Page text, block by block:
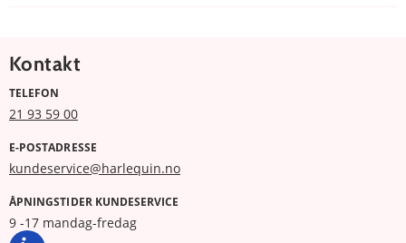
Kontakt
TELEFON
21 93 59 00
E-POSTADRESSE
kundeservice@harlequin.no
ÅPNINGSTIDER KUNDESERVICE
9 -17 mandag-fredag